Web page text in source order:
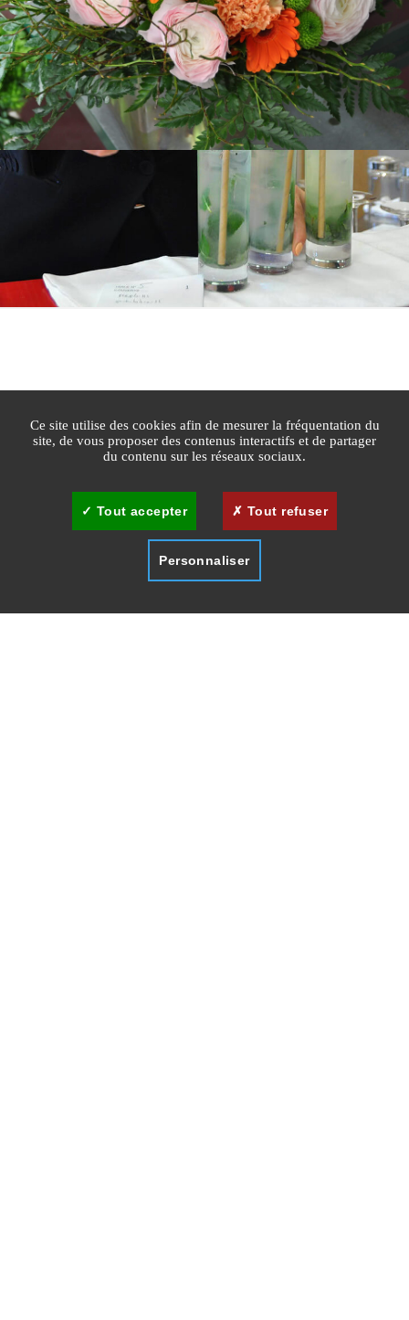
Accueil public : voir les horaires...
Mairie de Cannes - © Copyright 2026 Ville de Cannes. Tous droits réservés
Contact Newsletters Espace Presse
Mentions légales Agglomération Cannes Lérins
Plan du site Gestion des cookies
Ce site utilise des cookies afin de mesurer la fréquentation du
site, de vous proposer des contenus interactifs et de partager
du contenu sur les réseaux sociaux.
Tout accepter Tout refuser
Personnaliser